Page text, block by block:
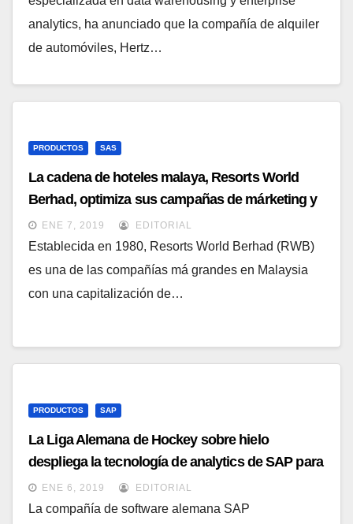
analytics, ha anunciado que la compañía de alquiler
de automóviles, Hertz…
PRODUCTOS SAS
La cadena de hoteles malaya, Resorts World
Berhad, optimiza sus campañas de márketing y
recursos con el BI de SAS
ENE 7, 2019 EDITORIAL
Establecida en 1980, Resorts World Berhad (RWB)
es una de las compañías má grandes en Malaysia
con una capitalización de…
PRODUCTOS SAP
La Liga Alemana de Hockey sobre hielo
despliega la tecnología de analytics de SAP para
mejorar el análisis de sus partidos y la
experiencia de los fans
ENE 6, 2019 EDITORIAL
La compañía de software alemana SAP